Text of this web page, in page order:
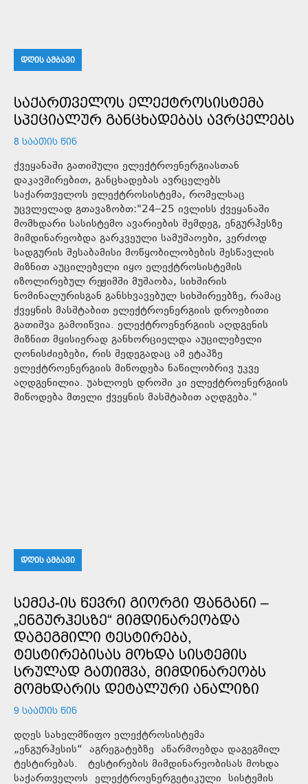
ᲓᲦᲘᲡ ᲐᲛᲑᲐᲕᲘ
ᲡᲐᲥᲐᲠᲗᲕᲔᲚᲝᲡ ᲔᲚᲔᲥᲢᲠᲝᲡᲘᲡᲢᲔᲛᲐ
ᲡᲞᲔᲪᲘᲐᲚᲣᲠ ᲒᲐᲜᲪᲮᲐᲓᲔᲑᲐᲡ ᲐᲕᲠᲪᲔᲚᲔᲑᲡ
8 ᲡᲐᲐᲗᲘᲡ ᲬᲘᲜ
ქვეყანაში გათიშული ელექტროენერგიასთან
დაკავშირებით, განცხადებას ავრცელებს
საქართველოს ელექტროსისტემა, რომელსაც
უცვლელად გთავაზობთ:"24–25 ივლისს ქვეყანაში
მომხდარი სასისტემო ავარიების შემდეგ, ენგურჰესზე
მიმდინარეობდა გარკვეული სამუშაოები, კერძოდ
სადგურის შესაბამისი მოწყობილობების შესწავლის
მიზნით აუცილებელი იყო ელექტროსისტემის
იზოლირებულ რეჟიმში მუშაობა, სიხშირის
ნომინალურისგან განსხვავებულ სიხშირეებზე, რამაც
ქვეყნის მასშტაბით ელექტროენერგიის დროებითი
გათიშვა გამოიწვია. ელექტროენერგიის აღდგენის
მიზნით მყისიერად განხორციელდა აუცილებელი
ღონისძიებები, რის შედეგადაც ამ ეტაპზე
ელექტროენერგიის მიწოდება ნაწილობრივ უკვე
აღდგენილია. უახლოეს დროში კი ელექტროენერგიის
მიწოდება მთელი ქვეყნის მასშტაბით აღდგება."
ᲓᲦᲘᲡ ᲐᲛᲑᲐᲕᲘ
ᲡᲔᲛᲔᲙ-ᲘᲡ ᲬᲔᲕᲠᲘ ᲒᲘᲝᲠᲒᲘ ᲤᲐᲜᲒᲐᲜᲘ –
„ᲔᲜᲒᲣᲠᲰᲔᲡᲖᲔ“ ᲛᲘᲛᲓᲘᲜᲐᲠᲔᲝᲑᲓᲐ
ᲓᲐᲒᲔᲒᲛᲘᲚᲘ ᲢᲔᲡᲢᲘᲠᲔᲑᲐ,
ᲢᲔᲡᲢᲘᲠᲔᲑᲘᲡᲐᲡ ᲛᲝᲮᲓᲐ ᲡᲘᲡᲢᲔᲛᲘᲡ
ᲡᲠᲣᲚᲐᲓ ᲒᲐᲗᲘᲨᲕᲐ, ᲛᲘᲛᲓᲘᲜᲐᲠᲔᲝᲑᲡ
ᲛᲝᲛᲮᲓᲐᲠᲘᲡ ᲓᲔᲢᲐᲚᲣᲠᲘ ᲐᲜᲐᲚᲘᲖᲘ
9 ᲡᲐᲐᲗᲘᲡ ᲬᲘᲜ
დღეს სახელმწიფო ელექტროსისტემა
„ენგურჰესის“ აგრეგატებზე აწარმოებდა დაგეგმილ
ტესტირებას. ტესტირების მიმდინარეობისას მოხდა
საქართველოს ელექტროენერგეტიკული სისტემის